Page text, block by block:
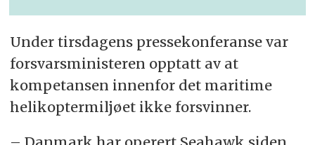
Under tirsdagens pressekonferanse var
forsvarsministeren opptatt av at
kompetansen innenfor det maritime
helikoptermiljøet ikke forsvinner.